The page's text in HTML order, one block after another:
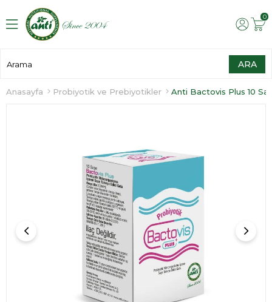
0
Anasayfa Probiyotik ve Prebiyotikler Anti Bactovis Plus 10